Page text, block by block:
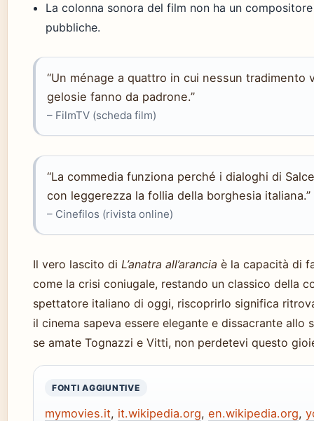
La colonna sonora del film non ha un
pubbliche.
“Un ménage a quattro in cui nessun tradimento
gelosie fanno da padrone.”
– FilmTV (scheda film)
“La commedia funziona perché i dialoghi di
con leggerezza la follia della borghesia italiana.”
– Cinefilos (rivista online)
Il vero lascito di L’anatra all’arancia è la capacità di
come la crisi coniugale, restando un classico della
spettatore italiano di oggi, riscoprirlo significa
il cinema sapeva essere elegante e dissacrante allo
se amate Tognazzi e Vitti, non perdetevi questo
FONTI AGGIUNTIVE
mymovies.it, it.wikipedia.org, en.wikipedia.org,